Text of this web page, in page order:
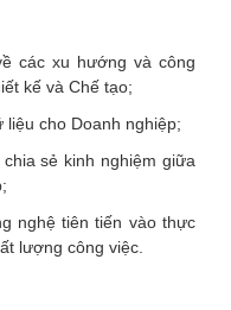
các xu hướng và công
kế và Chế tạo;
liệu cho Doanh nghiệp;
sẻ kinh nghiệm giữa
nghệ tiên tiến vào thực
lượng công việc.